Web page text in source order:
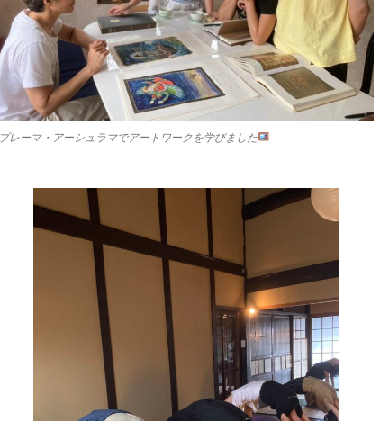
プレーマ・アーシュラマでアートワークを学びました